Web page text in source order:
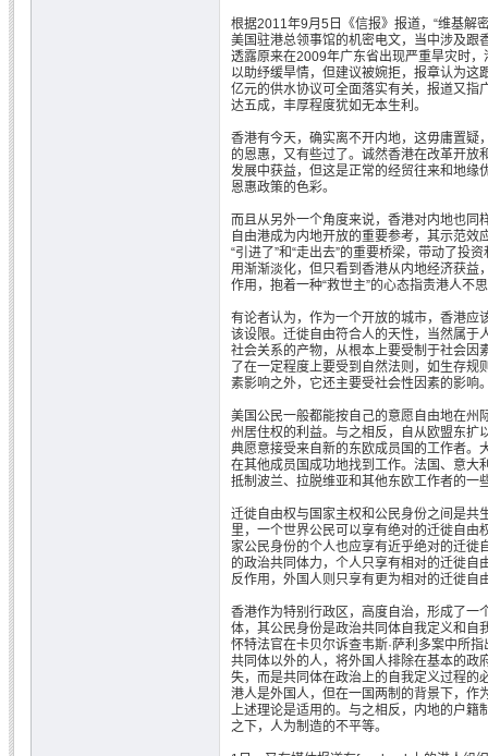
根据2011年9月5日《信报》报道，“维基解
美国驻港总领事馆的机密电文，当中涉及跟
透露原来在2009年广东省出现严重旱灾时
以助纾缓旱情，但建议被婉拒，报章认为这
亿元的供水协议可全面落实有关，报道又指
达五成，丰厚程度犹如无本生利。
香港有今天，确实离不开内地，这毋庸置疑
的恩惠，又有些过了。诚然香港在改革开放
发展中获益，但这是正常的经贸往来和地缘
恩惠政策的色彩。
而且从另外一个角度来说，香港对内地也同
自由港成为内地开放的重要参考，其示范效
“引进了”和“走出去”的重要桥梁，带动了投
用渐渐淡化，但只看到香港从内地经济获益
作用，抱着一种“救世主”的心态指责港人不
有论者认为，作为一个开放的城市，香港应
该设限。迁徙自由符合人的天性，当然属于
社会关系的产物，从根本上要受制于社会因
了在一定程度上要受到自然法则，如生存规
素影响之外，它还主要受社会性因素的影响
美国公民一般都能按自己的意愿自由地在州
州居住权的利益。与之相反，自从欧盟东扩
典愿意接受来自新的东欧成员国的工作者。
在其他成员国成功地找到工作。法国、意大
抵制波兰、拉脱维亚和其他东欧工作者的一
迁徙自由权与国家主权和公民身份之间是共
里，一个世界公民可以享有绝对的迁徙自由
家公民身份的个人也应享有近乎绝对的迁徙
的政治共同体力，个人只享有相对的迁徙自
反作用，外国人则只享有更为相对的迁徙自
香港作为特别行政区，高度自治，形成了一
体，其公民身份是政治共同体自我定义和自
怀特法官在卡贝尔诉查韦斯·萨利多案中所
共同体以外的人，将外国人排除在基本的政
失，而是共同体在政治上的自我定义过程的
港人是外国人，但在一国两制的背景下，作
上述理论是适用的。与之相反，内地的户籍
之下，人为制造的不平等。